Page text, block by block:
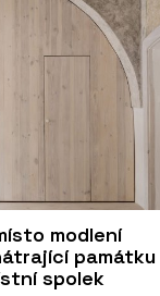
modlení
památku
spolek